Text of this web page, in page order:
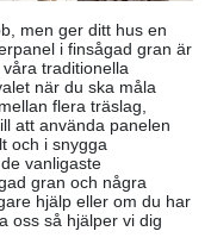
men ger ditt hus en
i finsågad gran är
traditionella
när du ska måla
flera träslag,
att använda panelen
och i snygga
vanligaste
gran och några
hjälp eller om du har
oss så hjälper vi dig